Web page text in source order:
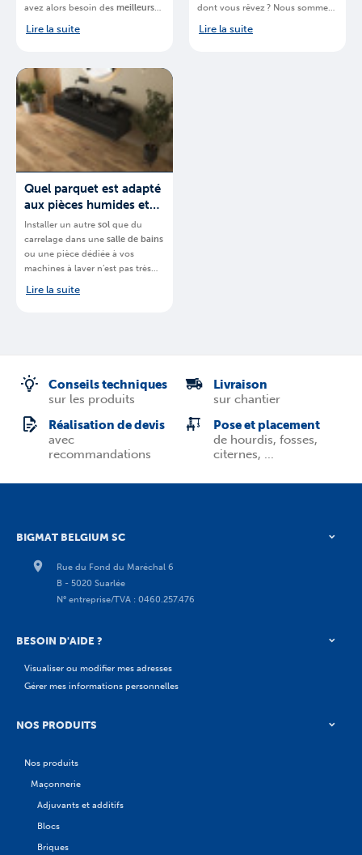
avez alors besoin des meilleurs
magasins spécialisés, vous
marque Quick-Step
choisir pour
votre projet.
Lire la suite
dont vous rêvez ? Nous sommes-
chaine de magasins spécialisés,
Lire la suite
Quel parquet est adapté
aux pièces humides et
quelles précautions
prendre ?
Installer un autre sol que du
carrelage dans une salle de bains
ou une pièce dédiée à vos
machines à laver n’est pas très
possible.BigMat
Lire la suite
Conseils techniques
sur les produits
Livraison
sur chantier
Réalisation de devis
avec
recommandations
Pose et placement
de hourdis, fosses,
citernes, ...
BIGMAT BELGIUM SC
Rue du Fond du Maréchal 6
B - 5020 Suarlée
N° entreprise/TVA : 0460.257.476
BESOIN D'AIDE ?
Visualiser ou modifier mes adresses
Gérer mes informations personnelles
NOS PRODUITS
Nos produits
Maçonnerie
Adjuvants et additifs
Blocs
Briques